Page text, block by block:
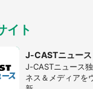
求めると、住人の男
イト
J-CASTニュース
J-CASTニュース
ネス＆メディアを